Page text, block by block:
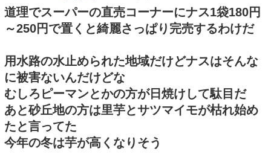
道理でスーパーの直売コーナーにナス1袋180円
～250円で置くと綺麗さっぱり完売するわけだ
用水路の水止められた地域だけどナスはそんな
に被害ないんだけどな
むしろピーマンとかの方が日焼けして駄目だ
あと砂丘地の方は里芋とサツマイモが枯れ始め
たと言ってた
今年の冬は芋が高くなりそう